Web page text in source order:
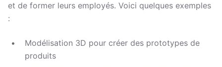
et de former leurs employés. Voici quelques exemples
:
Modélisation 3D pour créer des prototypes de
produits